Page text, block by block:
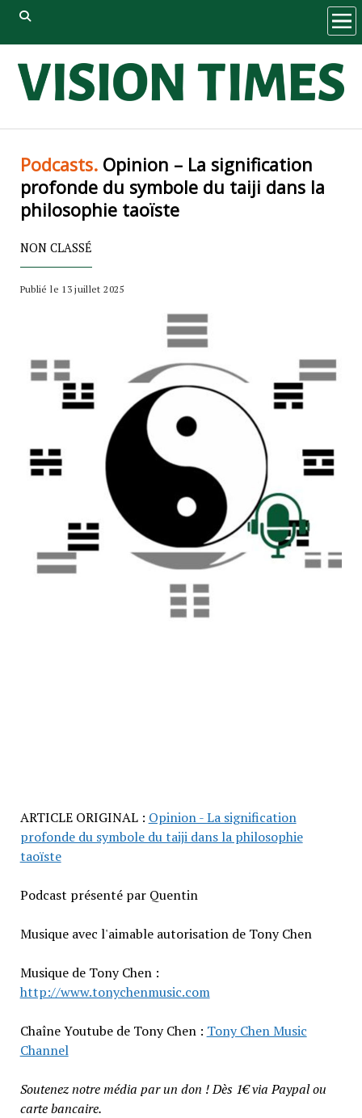
Podcasts.Opinion – La signification
profonde du symbole du taiji dans la
philosophie taoïste
NON CLASSÉ
Publié le 13 juillet 2025
ARTICLE ORIGINAL : Opinion - La signification
profonde du symbole du taiji dans la philosophie
taoïste
Podcast présenté par Quentin
Musique avec l'aimable autorisation de Tony Chen
Musique de Tony Chen :
http://www.tonychenmusic.com
Chaîne Youtube de Tony Chen : Tony Chen Music
Channel
Soutenez notre média par un don ! Dès 1€ via Paypal ou
carte bancaire.